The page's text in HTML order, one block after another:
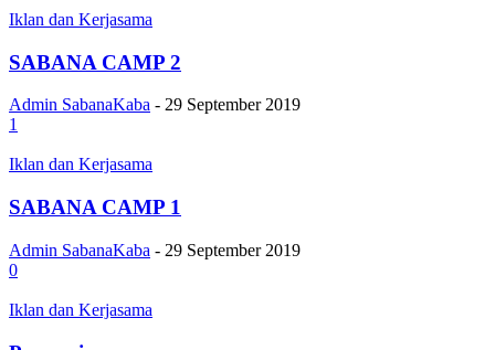
Iklan dan Kerjasama
SABANA CAMP 2
Admin SabanaKaba - 29 September 2019
1
Iklan dan Kerjasama
SABANA CAMP 1
Admin SabanaKaba - 29 September 2019
0
Iklan dan Kerjasama